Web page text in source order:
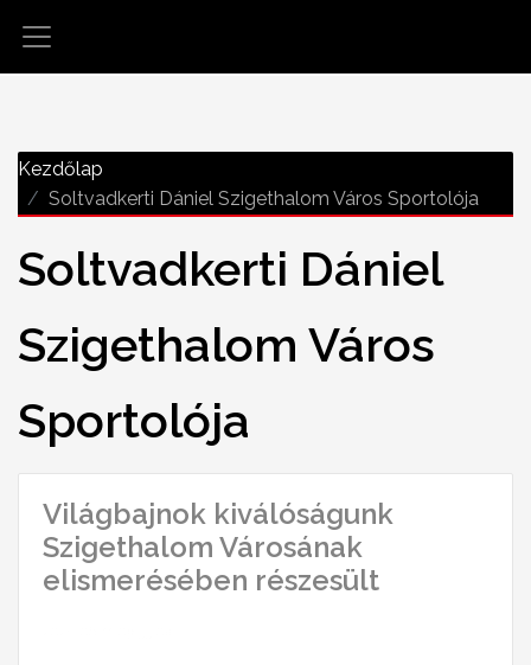
Kezdőlap
Soltvadkerti Dániel Szigethalom Város Sportolója
Soltvadkerti Dániel
Szigethalom Város
Sportolója
Világbajnok kiválóságunk
Szigethalom Városának
elismerésében részesült